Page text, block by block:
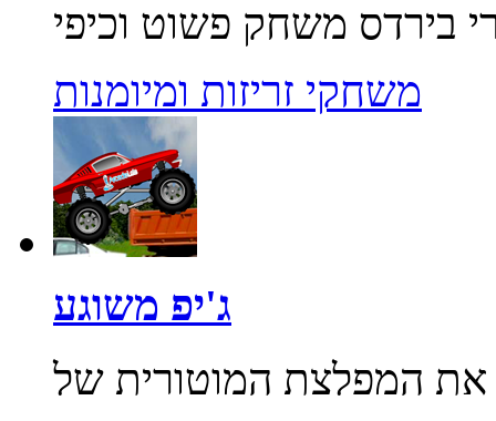
משחקי זריזות ומיומנות
ג'יפ משוגע